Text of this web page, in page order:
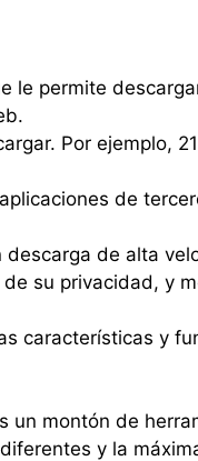
le permite
Por ejemplo,
de
de alta
su privacidad, y
características y
un montón de
y la